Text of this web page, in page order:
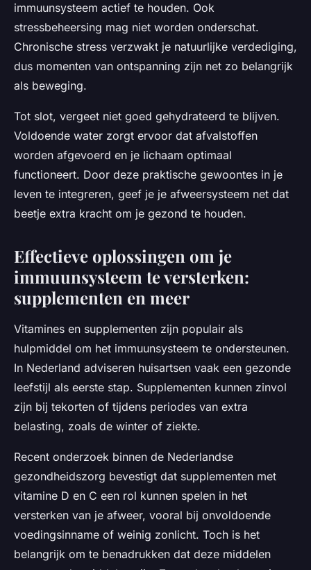
immuunsysteem actief te houden. Ook
stressbeheersing mag niet worden onderschat.
Chronische stress verzwakt je natuurlijke verdediging,
dus momenten van ontspanning zijn net zo belangrijk
als beweging.
Tot slot, vergeet niet goed gehydrateerd te blijven.
Voldoende water zorgt ervoor dat afvalstoffen
worden afgevoerd en je lichaam optimaal
functioneert. Door deze praktische gewoontes in je
leven te integreren, geef je je afweersysteem net dat
beetje extra kracht om je gezond te houden.
Effectieve oplossingen om je
immuunsysteem te versterken:
supplementen en meer
Vitamines en supplementen zijn populair als
hulpmiddel om het immuunsysteem te ondersteunen.
In Nederland adviseren huisartsen vaak een gezonde
leefstijl als eerste stap. Supplementen kunnen zinvol
zijn bij tekorten of tijdens periodes van extra
belasting, zoals de winter of ziekte.
Recent onderzoek binnen de Nederlandse
gezondheidszorg bevestigt dat supplementen met
vitamine D en C een rol kunnen spelen in het
versterken van je afweer, vooral bij onvoldoende
voedingsinname of weinig zonlicht. Toch is het
belangrijk om te benadrukken dat deze middelen